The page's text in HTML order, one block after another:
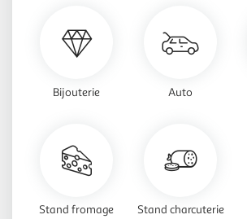
Bijouterie Auto
Stand fromage Stand charcuterie